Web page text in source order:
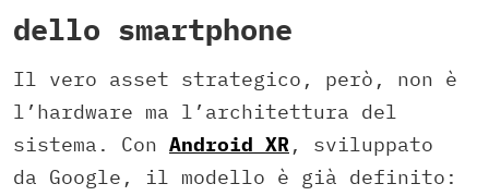
dello smartphone
Il vero asset strategico, però, non è
l’hardware ma l’architettura del
sistema. Con Android XR, sviluppato
da Google, il modello è già definito: